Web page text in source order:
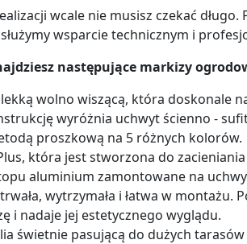
wcale nie musisz czekać
wsparcie technicznym i
następujące markizy
wolno wiszącą, która doskonale
wyróżnia uchwyt ścienno -
proszkową na 5 różnych kolorów.
która jest stworzona do
aluminium zamontowane na
wytrzymała i łatwa w
i nadaje jej estetycznego wyglądu.
świetnie pasującą do dużych